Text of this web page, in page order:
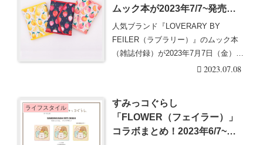
ムック本が2023年7/7~発売！
雑誌付録！セブンイレブン限
定！先行予約販売も！レモン、
ストロベリー、ピーチ3柄！
人気ブランド『LOVERARY BY
FEILER（ラブラリー）』のムック本
（雑誌付録）が2023年7月7日（金）~
2023.07.08
ライフスタイル
すみっコぐらし
「FLOWER（フェイラー）」
コラボまとめ！2023年6/7~ハ